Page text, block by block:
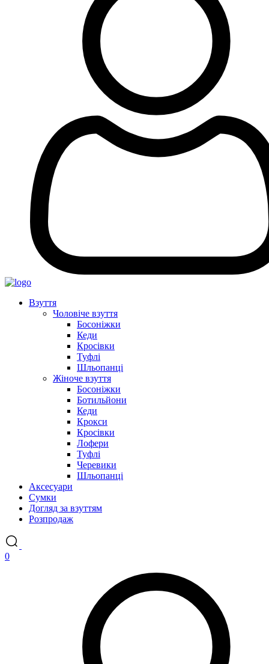
Взуття
Чоловіче взуття
Босоніжки
Кеди
Кросівки
Туфлі
Шльопанці
Жіноче взуття
Босоніжки
Ботильйони
Кеди
Крокси
Кросівки
Лофери
Туфлі
Черевики
Шльопанці
Аксесуари
Сумки
Догляд за взуттям
Розпродаж
0